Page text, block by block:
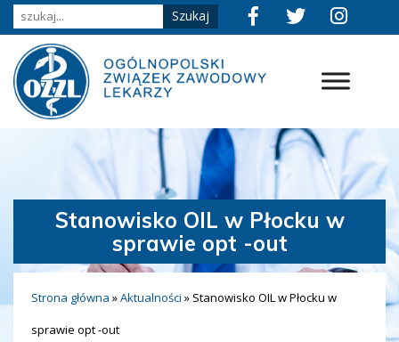
Stanowisko OIL w Płocku w
sprawie opt -out
Strona główna »Aktualności » Stanowisko OIL w Płocku w
sprawie opt -out